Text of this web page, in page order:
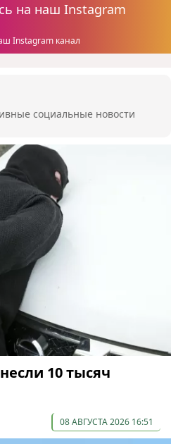
на наш Instagram
Instagram канал
социальные новости
10 тысяч
08 АВГУСТА 2026 16:51